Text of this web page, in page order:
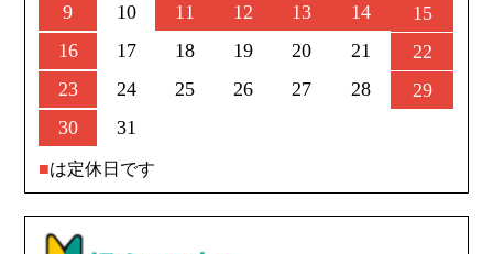
9
10 11 12 13 14
15
16
17 18 19 20 21
22
23
24 25 26 27 28
29
30
31
■は定休日です